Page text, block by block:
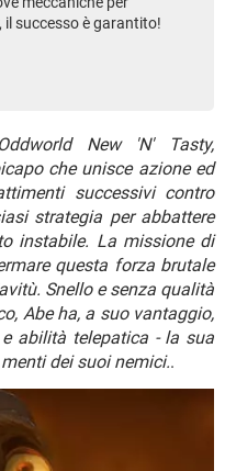
il successo è garantito!
New 'N' Tasty,
che unisce azione ed
successivi contro
strategia per abbattere
instabile. La missione di
questa forza brutale
Snello e senza qualità
Abe ha, a suo vantaggio,
abilità telepatica - la sua
dei suoi nemici..